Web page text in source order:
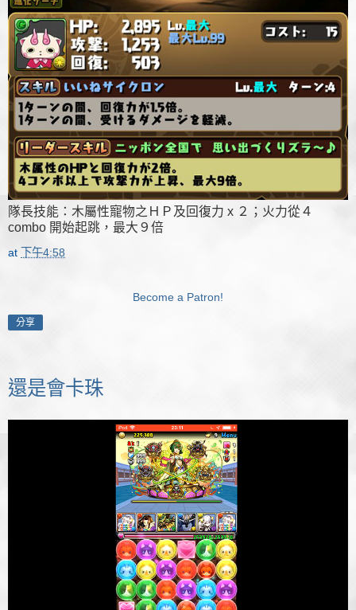
隊長技能：木屬性寵物之ＨＰ及回復力 x ２；火力從４
combo 開始起跳，最大９倍
at 下午4:58
Become a Patron!
分享
還是會卡珠